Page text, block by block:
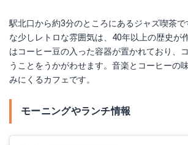
駅北口から約3分のところにあるジャズ喫茶で
な少しレトロな雰囲気は、40年以上の歴史が
はコーヒー豆の入った容器が置かれており、
うことをうかがわせます。音楽とコーヒーの
みにくるカフェです。
モーニングやランチ情報